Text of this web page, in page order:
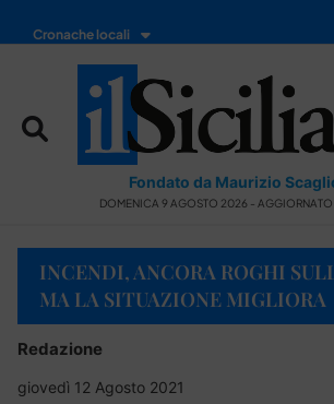
Cronache locali
Fondato da Maurizio
DOMENICA 9 AGOSTO 2026 - AGGIORNATO
INCENDI, ANCORA ROGHI
MA LA SITUAZIONE MIGLIORA
Redazione
giovedì 12 Agosto 2021